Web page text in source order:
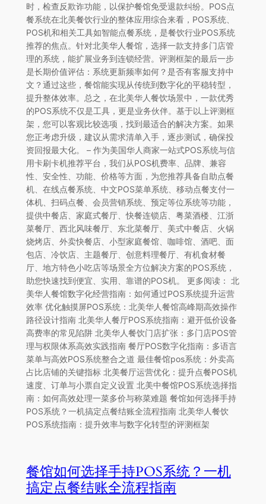
时，检查反欺诈功能，以保护餐馆免受退款纠纷。POS点
餐系统在北美餐饮行业的整体应用综合来看，POS系统、
POS机和相关工具如智能点餐系统，是餐饮行业POS系统
推荐的焦点。针对北美华人餐馆，选择一款支持多门店管
理的系统，能扩展业务到连锁经营。评测框架的最后一步
是长期价值评估：系统更新频率如何？是否有客服支持中
文？通过这些，餐馆能实现从传统到数字化的平稳转型，
提升整体效率。总之，在北美华人餐饮场景中，一款优秀
的POS系统不仅是工具，更是业务伙伴。基于以上评测框
架，您可以客观比较选项，找到最适合的解决方案。如果
您正考虑升级，建议从需求清单入手，逐步测试，确保投
资回报最大化。 – 作为美国华人商家一站式POS系统与信
用卡刷卡机推荐平台，我们从POS机费率、品牌、兼容
性、安全性、功能、价格等方面，为您推荐具备自助点餐
机、在线点餐系统、中文POS菜单系统、移动点餐支付一
体机、扫码点餐、会员营销系统、预定等位系统等功能，
提供中餐店、家庭式餐厅、快餐连锁店、粤菜酒楼、江浙
菜餐厅、西北风味餐厅、东北菜餐厅、美式中餐店、火锅
烧烤店、外卖快餐店、小型家庭餐馆、咖啡馆、酒吧、面
包店、冷饮店、主题餐厅、创意料理餐厅、有机食材餐
厅、地方特色小吃店等场景全方位解决方案的POS系统，
助您快速找到便宜、实用、靠谱的POS机。 更多阅读： 北
美华人餐馆数字化经营指南：如何通过POS系统提升运营
效率 优化触摸屏POS系统：北美华人餐馆高峰期高效操作
路径设计指南 北美华人餐厅POS系统指南：避开低价设备
高费率的常见陷阱 北美华人餐饮门店扩张：多门店POS管
理与权限体系高效实践指南 餐厅POS数字化指南：多语言
菜单与高效POS系统整合之道 最佳餐馆pos系统：外卖高
占比店铺的关键指标 北美餐厅运营优化：提升点餐POS机
速度、订单与小票自定义设置 北美中餐馆POS系统选择指
南：如何高效处理一菜多价与称菜难题 餐馆如何选择手持
POS系统？一机搞定点餐结账全流程指南 北美华人餐饮
POS系统指南：提升效率与数字化转型的评测框架
餐馆如何选择手持POS系统？一机
搞定点餐结账全流程指南